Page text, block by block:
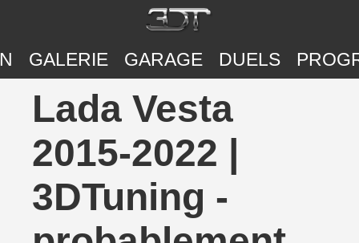
GALERIE GARAGE DUELS
Lada Vesta
2015-2022 |
3DTuning -